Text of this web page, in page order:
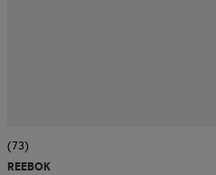
(73)
REEBOK